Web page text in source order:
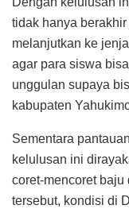
tidak hanya
melanjutkan ke
agar para siswa
unggulan supaya
kabupaten
Sementara
kelulusan ini
coret-mencoret baju
tersebut, kondisi di